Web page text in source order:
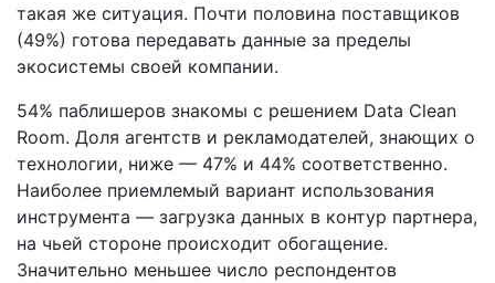
такая же ситуация. Почти половина поставщиков
(49%) готова передавать данные за пределы
экосистемы своей компании.
54% паблишеров знакомы с решением Data Clean
Room. Доля агентств и рекламодателей, знающих о
технологии, ниже — 47% и 44% соответственно.
Наиболее приемлемый вариант использования
инструмента — загрузка данных в контур партнера,
на чьей стороне происходит обогащение.
Значительно меньшее число респондентов